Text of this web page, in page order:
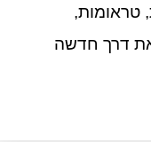
טראומות,
דרך חדשה